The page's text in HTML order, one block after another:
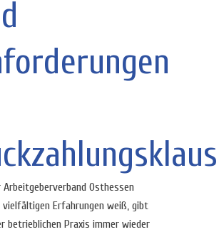
Arbeitgeberverband Osthessen
vielfältigen Erfahrungen weiß, gibt
betrieblichen Praxis immer wieder